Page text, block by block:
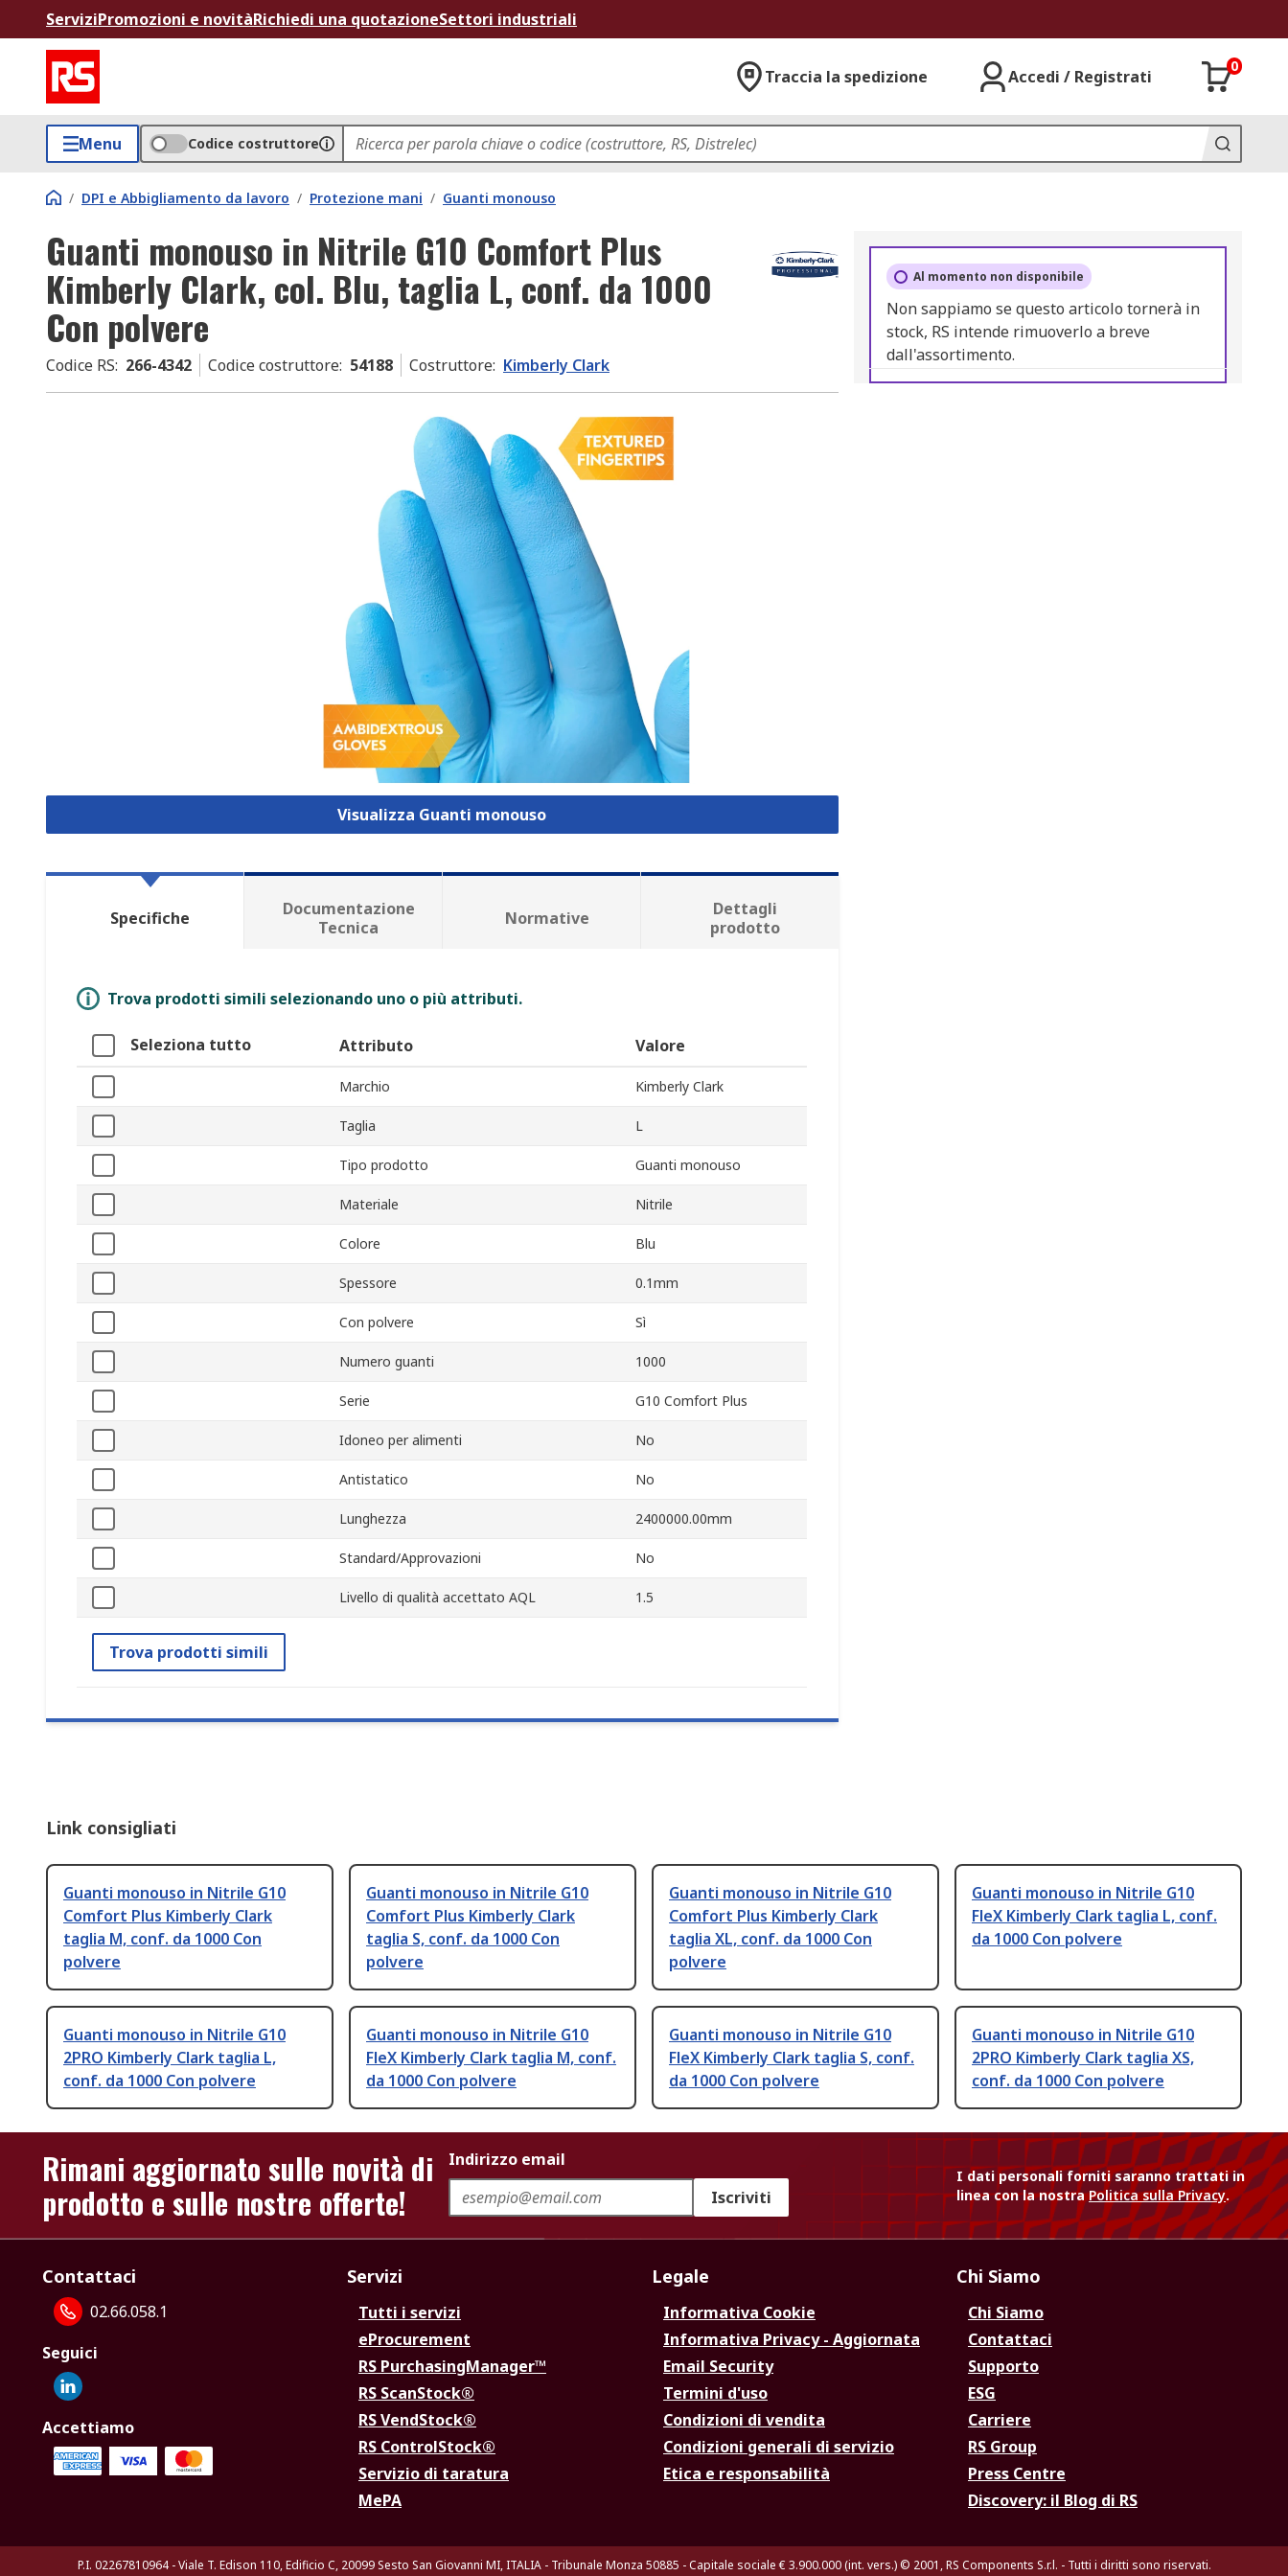
ServiziPromozioni e novitàRichiedi una quotazioneSettori industriali
Traccia la spedizione Accedi / Registrati
0
Menu Codice costruttore
/ DPI e Abbigliamento da lavoro / Protezione mani / Guanti monouso
Guanti monouso in Nitrile G10 Comfort Plus
Kimberly Clark, col. Blu, taglia L, conf. da 1000
Con polvere
Codice RS: 266-4342 Codice costruttore: 54188 Costruttore: Kimberly Clark
Visualizza Guanti monouso
Al momento non disponibile
Non sappiamo se questo articolo tornerà in
stock, RS intende rimuoverlo a breve
dall'assortimento.
Specifiche
Documentazione
Tecnica
Normative
Dettagli
prodotto
Trova prodotti simili selezionando uno o più attributi.
Seleziona tutto Attributo Valore
Marchio Kimberly Clark
Taglia L
Tipo prodotto Guanti monouso
Materiale Nitrile
Colore Blu
Spessore 0.1mm
Con polvere Sì
Numero guanti 1000
Serie G10 Comfort Plus
Idoneo per alimenti No
Antistatico No
Lunghezza 2400000.00mm
Standard/Approvazioni No
Livello di qualità accettato AQL 1.5
Trova prodotti simili
Link consigliati
Guanti monouso in Nitrile G10
Comfort Plus Kimberly Clark
taglia M, conf. da 1000 Con
polvere
Guanti monouso in Nitrile G10
Comfort Plus Kimberly Clark
taglia S, conf. da 1000 Con
polvere
Guanti monouso in Nitrile G10
Comfort Plus Kimberly Clark
taglia XL, conf. da 1000 Con
polvere
Guanti monouso in Nitrile G10
FleX Kimberly Clark taglia L, conf.
da 1000 Con polvere
Guanti monouso in Nitrile G10
2PRO Kimberly Clark taglia L,
conf. da 1000 Con polvere
Guanti monouso in Nitrile G10
FleX Kimberly Clark taglia M, conf.
da 1000 Con polvere
Guanti monouso in Nitrile G10
FleX Kimberly Clark taglia S, conf.
da 1000 Con polvere
Guanti monouso in Nitrile G10
2PRO Kimberly Clark taglia XS,
conf. da 1000 Con polvere
Rimani aggiornato sulle novità di
prodotto e sulle nostre offerte!
Indirizzo email
Iscriviti
I dati personali forniti saranno trattati in
linea con la nostraPolitica sulla Privacy.
Contattaci
02.66.058.1
Seguici
Accettiamo
Servizi
Tutti i servizi
eProcurement
RS PurchasingManager™
RS ScanStock®
RS VendStock®
RS ControlStock®
Servizio di taratura
MePA
Legale
Informativa Cookie
Informativa Privacy - Aggiornata
Email Security
Termini d'uso
Condizioni di vendita
Condizioni generali di servizio
Etica e responsabilità
Chi Siamo
Chi Siamo
Contattaci
Supporto
ESG
Carriere
RS Group
Press Centre
Discovery: il Blog di RS
P.I. 02267810964 - Viale T. Edison 110, Edificio C, 20099 Sesto San Giovanni MI, ITALIA - Tribunale Monza 50885 - Capitale sociale € 3.900.000 (int. vers.) © 2001, RS Components S.r.l. - Tutti i diritti sono riservati.